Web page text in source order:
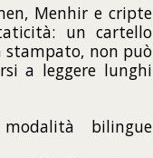
Menhir e cripte
un cartello
stampato, non può
a leggere lunghi
bilingue